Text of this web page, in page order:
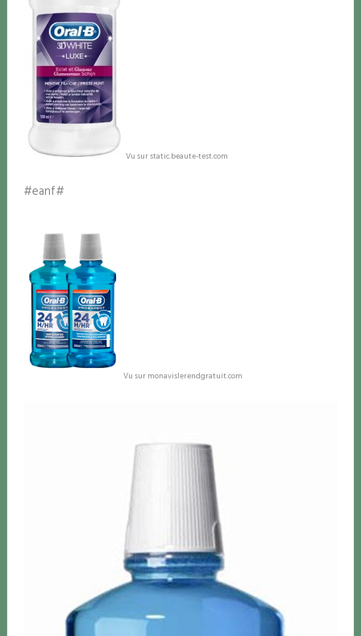
Vu sur static.beaute-test.com
#eanf#
Vu sur monavislerendgratuit.com